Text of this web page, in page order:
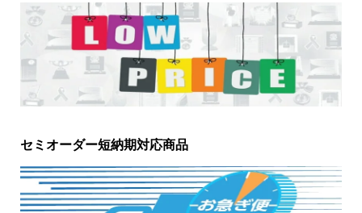
セミオーダー短納期対応商品